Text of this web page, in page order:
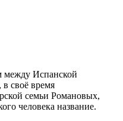
между Испанской
своё время
семьи Романовых,
человека название.